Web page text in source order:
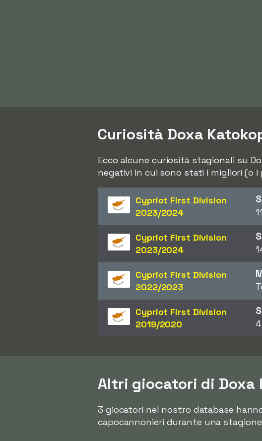
Curiosità Doxa
Ecco alcune curiosità stagionali su
negativi in cui sono stati i migliori (o
Cypriot First Division
2023/2024
Cypriot First Division
2023/2024
Cypriot First Division
2022/2023
Cypriot First Division
2019/2020
Altri giocatori di Doxa
3 giocatori nel nostro database
capocannonieri durante una